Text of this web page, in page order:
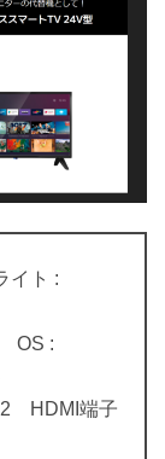
イト :
OS :
2 HDMI端子